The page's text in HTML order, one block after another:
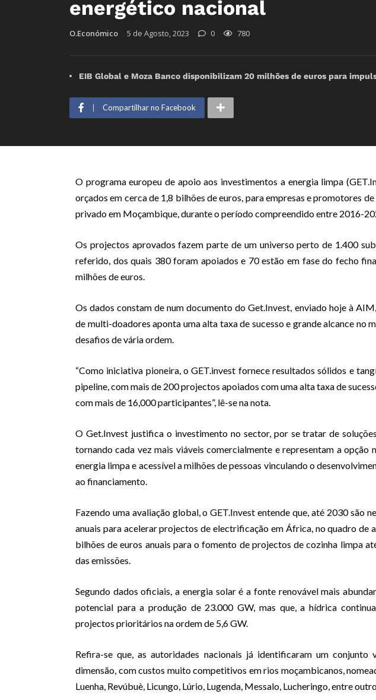
energético nacional
O.Económico 5 de Agosto, 2023 0 780
EIB Global e Moza Banco disponibilizam 20 milhões de euros para
Compartilhar no Facebook
O programa europeu de apoio aos investimentos a energia limpa
orçados em cerca de 1,8 bilhões de euros, para empresas e promotores
privado em Moçambique, durante o período compreendido entre 2016-
Os projectos aprovados fazem parte de um universo perto de 1.400
referido, dos quais 380 foram apoiados e 70 estão em fase do fecho
milhões de euros.
Os dados constam de num documento do Get.Invest, enviado hoje à
de multi-doadores aponta uma alta taxa de sucesso e grande alcance no
desafios de vária ordem.
“Como iniciativa pioneira, o GET.invest fornece resultados sólidos e
pipeline, com mais de 200 projectos apoiados com uma alta taxa de
com mais de 16,000 participantes”, lê-se na nota.
O Get.Invest justifica o investimento no sector, por se tratar de
tornando cada vez mais viáveis comercialmente e representam a opção
energia limpa e acessível a milhões de pessoas vinculando o
ao financiamento.
Fazendo uma avaliação global, o GET.Invest entende que, até 2030 são
anuais para acelerar projectos de electrificação em África, no quadro de
bilhões de euros anuais para o fomento de projectos de cozinha limpa
das emissões.
Segundo dados oficiais, a energia solar é a fonte renovável mais
potencial para a produção de 23.000 GW, mas que, a hídrica
projectos prioritários na ordem de 5,6 GW.
Refira-se que, as autoridades nacionais já identificaram um
dimensão, com custos muito competitivos em rios moçambicanos,
Luenha, Revúbuè, Licungo, Lúrio, Lugenda, Messalo, Lucheringo, entre